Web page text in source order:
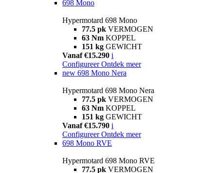
698 Mono
Hypermotard 698 Mono
77.5 pk VERMOGEN
63 Nm KOPPEL
151 kg GEWICHT
Vanaf €15.290 i
Configureer Ontdek meer
new 698 Mono Nera
Hypermotard 698 Mono Nera
77.5 pk VERMOGEN
63 Nm KOPPEL
151 kg GEWICHT
Vanaf €15.790 i
Configureer Ontdek meer
698 Mono RVE
Hypermotard 698 Mono RVE
77.5 pk VERMOGEN